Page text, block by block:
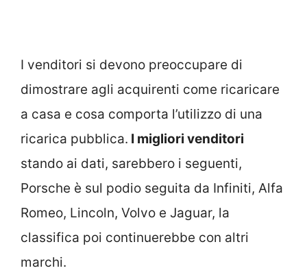
I venditori si devono preoccupare di
dimostrare agli acquirenti come ricaricare
a casa e cosa comporta l’utilizzo di una
ricarica pubblica. I migliori venditori
stando ai dati, sarebbero i seguenti,
Porsche è sul podio seguita da Infiniti, Alfa
Romeo, Lincoln, Volvo e Jaguar, la
classifica poi continuerebbe con altri
marchi.